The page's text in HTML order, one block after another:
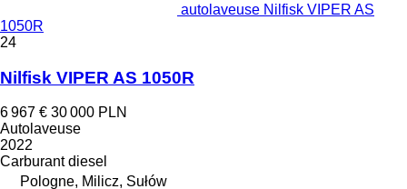
autolaveuse Nilfisk VIPER AS
1050R
24
Nilfisk VIPER AS 1050R
6 967 € 30 000 PLN
Autolaveuse
2022
Carburant diesel
Pologne, Milicz, Sułów